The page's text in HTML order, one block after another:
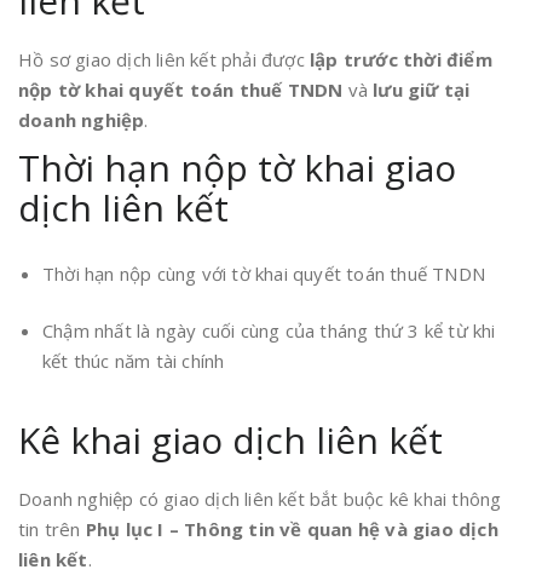
Hồ sơ giao dịch liên kết phải được lập trước thời điểm
nộp tờ khai quyết toán thuế TNDN và lưu giữ tại
doanh nghiệp.
Thời hạn nộp tờ khai giao
dịch liên kết
Thời hạn nộp cùng với tờ khai quyết toán thuế TNDN
Chậm nhất là ngày cuối cùng của tháng thứ 3 kể từ khi
kết thúc năm tài chính
Kê khai giao dịch liên kết
Doanh nghiệp có giao dịch liên kết bắt buộc kê khai thông
tin trên Phụ lục I – Thông tin về quan hệ và giao dịch
liên kết.